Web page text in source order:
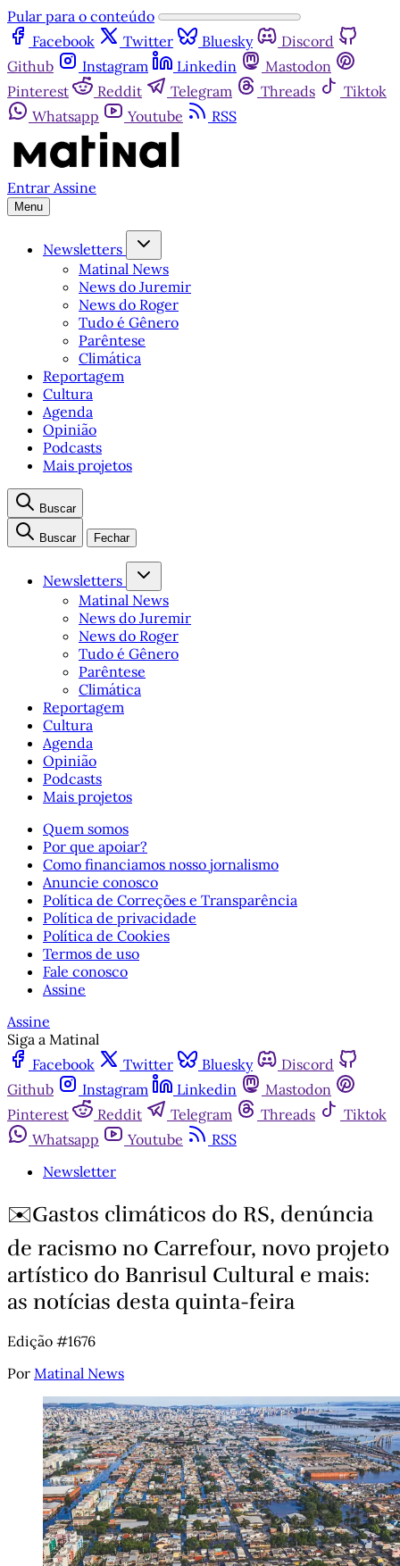
Pular para o conteúdo
Facebook
Twitter Bluesky
Discord
Github
Instagram Linkedin
Mastodon
Pinterest
Reddit Telegram Threads
Tiktok
Whatsapp
Youtube RSS
Entrar Assine
Menu
Newsletters
Matinal News
News do Juremir
News do Roger
Tudo é Gênero
Parêntese
Climática
Reportagem
Cultura
Agenda
Opinião
Podcasts
Mais projetos
Buscar
Buscar Fechar
Newsletters
Matinal News
News do Juremir
News do Roger
Tudo é Gênero
Parêntese
Climática
Reportagem
Cultura
Agenda
Opinião
Podcasts
Mais projetos
Quem somos
Por que apoiar?
Como financiamos nosso jornalismo
Anuncie conosco
Política de Correções e Transparência
Política de privacidade
Política de Cookies
Termos de uso
Fale conosco
Assine
Assine
Siga a Matinal
Facebook
Twitter Bluesky
Discord
Github
Instagram Linkedin
Mastodon
Pinterest
Reddit Telegram Threads
Tiktok
Whatsapp
Youtube
RSS
Newsletter
✉️Gastos climáticos do RS, denúncia
de racismo no Carrefour, novo projeto
artístico do Banrisul Cultural e mais:
as notícias desta quinta-feira
Edição #1676
Por Matinal News